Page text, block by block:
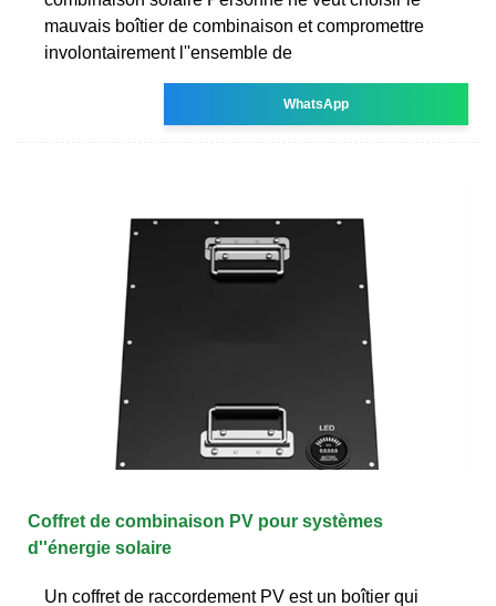
mauvais boîtier de combinaison et compromettre
involontairement l''ensemble de
WhatsApp
Coffret de combinaison PV pour systèmes
d''énergie solaire
Un coffret de raccordement PV est un boîtier qui